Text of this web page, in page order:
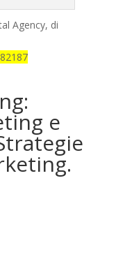
Agency, di
e